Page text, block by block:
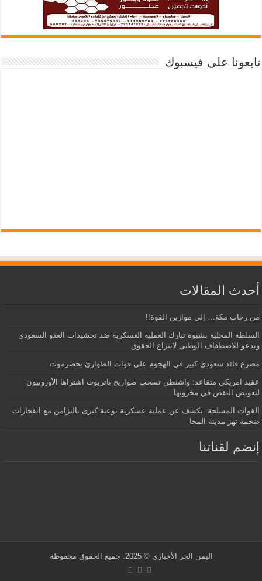
تابعونا على فيسبوك
أحدث المقالات
من رحاب مكة… إلى موازين القوة!!
السلطة المحلية بشبوة تبارك العملية العسكرية ضد تحشيدات العدو السعودي
وتدعو للاصطفاف الوطني لانتزاع الحقوق
مصرع قائد سعودي كبير في الهجوم على قوات الطوارئ بحضرموت
عقيد امريكي متقاعد: واشنطن تسحب صواريخ باتريوت اشتراها الأوروبيون
لتعويض النقص في مخزونها
القوات المسلحة تكشف عن عملية عسكرية نوعية كبرى بالتزامن مع انفجارات
ضخمة تهز مدينة المخا
إنضم لقناتنا
اليمن الحر الأخباري © 2025. جميع الحقوق محفوظة